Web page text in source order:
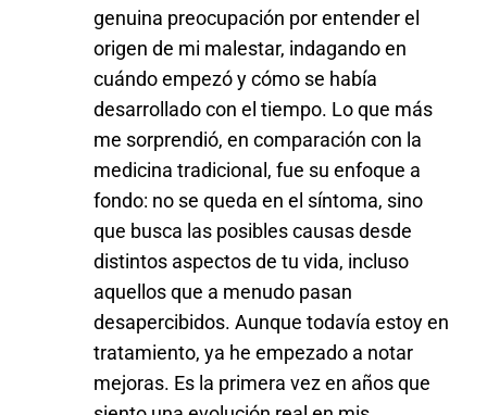
genuina preocupación por entender el
origen de mi malestar, indagando en
cuándo empezó y cómo se había
desarrollado con el tiempo. Lo que más
me sorprendió, en comparación con la
medicina tradicional, fue su enfoque a
fondo: no se queda en el síntoma, sino
que busca las posibles causas desde
distintos aspectos de tu vida, incluso
aquellos que a menudo pasan
desapercibidos. Aunque todavía estoy en
tratamiento, ya he empezado a notar
mejoras. Es la primera vez en años que